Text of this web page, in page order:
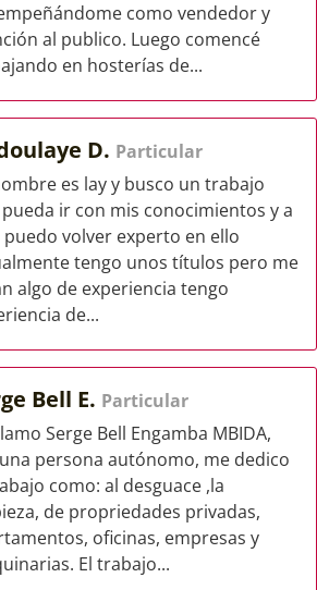
como vendedor y
al publico. Luego comencé
en hosterías de...
D. Particular
es lay y busco un trabajo
ir con mis conocimientos y a
puedo volver experto en ello
tengo unos títulos pero me
algo de experiencia tengo
de...
Bell E. Particular
Serge Bell Engamba MBIDA,
persona autónomo, me dedico
como: al desguace ,la
de propriedades privadas,
oficinas, empresas y
El trabajo...